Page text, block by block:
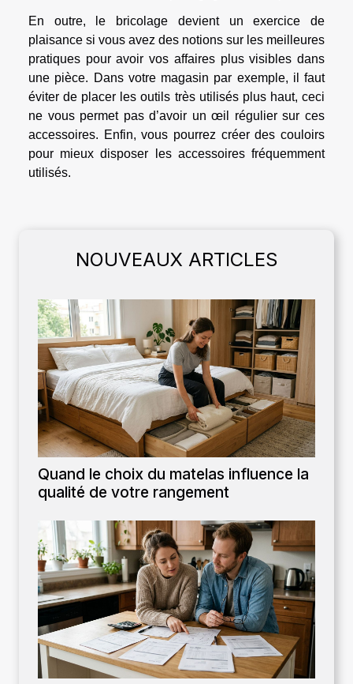
En outre, le bricolage devient un exercice de
plaisance si vous avez des notions sur les meilleures
pratiques pour avoir vos affaires plus visibles dans
une pièce. Dans votre magasin par exemple, il faut
éviter de placer les outils très utilisés plus haut, ceci
ne vous permet pas d’avoir un œil régulier sur ces
accessoires. Enfin, vous pourrez créer des couloirs
pour mieux disposer les accessoires fréquemment
utilisés.
NOUVEAUX ARTICLES
Quand le choix du matelas influence la
qualité de votre rangement